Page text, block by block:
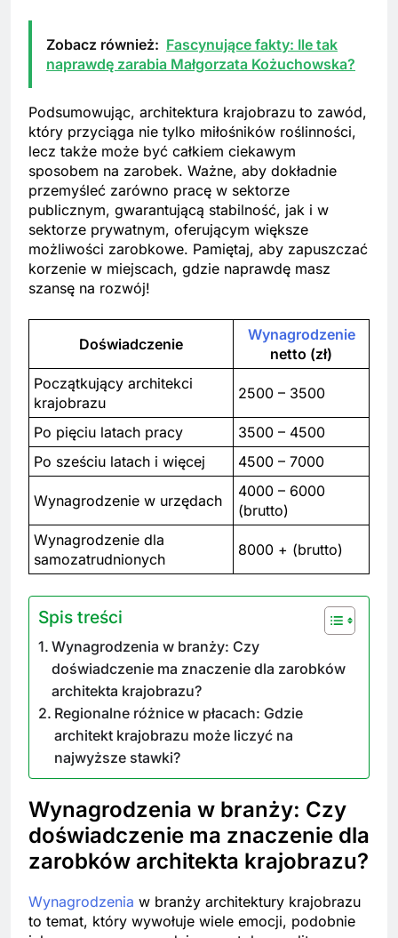
Zobacz również: Fascynujące fakty: Ile tak
naprawdę zarabia Małgorzata Kożuchowska?
Podsumowując, architektura krajobrazu to zawód,
który przyciąga nie tylko miłośników roślinności,
lecz także może być całkiem ciekawym
sposobem na zarobek. Ważne, aby dokładnie
przemyśleć zarówno pracę w sektorze
publicznym, gwarantującą stabilność, jak i w
sektorze prywatnym, oferującym większe
możliwości zarobkowe. Pamiętaj, aby zapuszczać
korzenie w miejscach, gdzie naprawdę masz
szansę na rozwój!
Doświadczenie
Wynagrodzenie
netto (zł)
Początkujący architekci
krajobrazu
2500 – 3500
Po pięciu latach pracy
3500 – 4500
Po sześciu latach i więcej
4500 – 7000
Wynagrodzenie w urzędach
4000 – 6000
(brutto)
Wynagrodzenie dla
samozatrudnionych
8000 + (brutto)
Spis treści
Wynagrodzenia w branży: Czy
doświadczenie ma znaczenie dla zarobków
architekta krajobrazu?
Regionalne różnice w płacach: Gdzie
architekt krajobrazu może liczyć na
najwyższe stawki?
Wynagrodzenia w branży: Czy
doświadczenie ma znaczenie dla
zarobków architekta krajobrazu?
Wynagrodzenia w branży architektury krajobrazu
to temat, który wywołuje wiele emocji, podobnie